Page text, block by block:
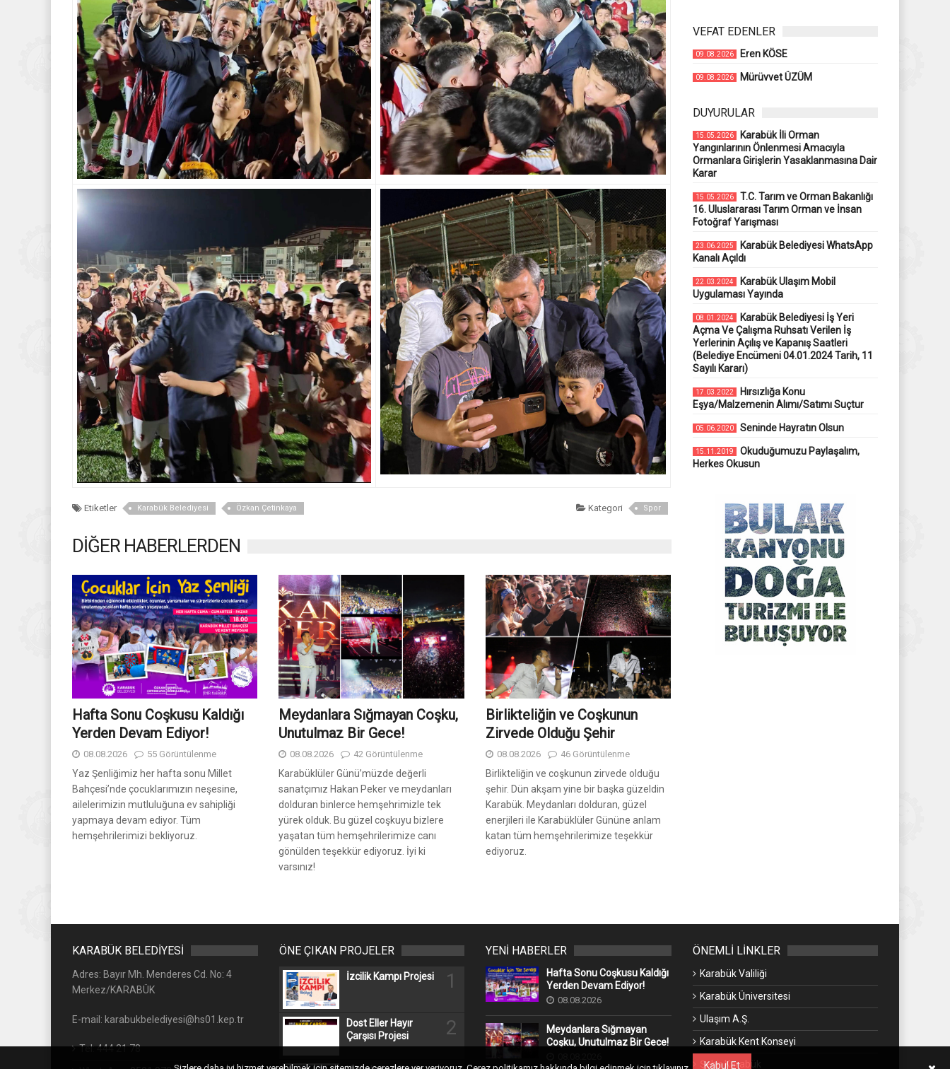
Etiketler Karabük Belediyesi Özkan Çetinkaya Kategori Spor
DİĞER HABERLERDEN
Hafta Sonu Coşkusu Kaldığı
Yerden Devam Ediyor!
08.08.2026 55 Görüntülenme
Yaz Şenliğimiz her hafta sonu Millet
Bahçesi’nde çocuklarımızın neşesine,
ailelerimizin mutluluğuna ev sahipliği
yapmaya devam ediyor. Tüm
hemşehrilerimizi bekliyoruz.
Meydanlara Sığmayan Coşku,
Unutulmaz Bir Gece!
08.08.2026 42 Görüntülenme
Karabüklüler Günü’müzde değerli
sanatçımız Hakan Peker ve meydanları
dolduran binlerce hemşehrimizle tek
yürek olduk. Bu güzel coşkuyu bizlere
yaşatan tüm hemşehrilerimize canı
gönülden teşekkür ediyoruz. İyi ki
varsınız!
Birlikteliğin ve Coşkunun
Zirvede Olduğu Şehir
08.08.2026 46 Görüntülenme
Birlikteliğin ve coşkunun zirvede olduğu
şehir. Dün akşam yine bir başka güzeldin
Karabük. Meydanları dolduran, güzel
enerjileri ile Karabüklüler Gününe anlam
katan tüm hemşehrilerimize teşekkür
ediyoruz.
VEFAT EDENLER
09.08.2026 Eren KÖSE
09.08.2026 Mürüvvet ÜZÜM
DUYURULAR
15.05.2026
Karabük İli Orman
Yangınlarının Önlenmesi Amacıyla
Ormanlara Girişlerin Yasaklanmasına Dair
Karar
15.05.2026
T.C. Tarım ve Orman Bakanlığı
16. Uluslararası Tarım Orman ve İnsan
Fotoğraf Yarışması
23.06.2025
Karabük Belediyesi WhatsApp
Kanalı Açıldı
22.03.2024
Karabük Ulaşım Mobil
Uygulaması Yayında
08.01.2024
Karabük Belediyesi İş Yeri
Açma Ve Çalışma Ruhsatı Verilen İş
Yerlerinin Açılış ve Kapanış Saatleri
(Belediye Encümeni 04.01.2024 Tarih, 11
Sayılı Kararı)
17.03.2022
Hırsızlığa Konu
Eşya/Malzemenin Alımı/Satımı Suçtur
05.06.2020 Seninde Hayratın Olsun
15.11.2019
Okuduğumuzu Paylaşalım,
Herkes Okusun
KARABÜK BELEDİYESİ
Adres: Bayır Mh. Menderes Cd. No: 4
Merkez/KARABÜK
E-mail: karabukbelediyesi@hs01.kep.tr
Tel: 444 21 78
ÖNE ÇIKAN PROJELER
İzcilik Kampı Projesi 1
Dost Eller Hayır
Çarşısı Projesi
2
YENİ HABERLER
Hafta Sonu Coşkusu Kaldığı
Yerden Devam Ediyor!
08.08.2026
Meydanlara Sığmayan
Coşku, Unutulmaz Bir Gece!
ÖNEMLİ LİNKLER
Karabük Valiliği
Karabük Üniversitesi
Ulaşım A.Ş.
Karabük Kent Konseyi
Şehir Karabük
Kabul Et